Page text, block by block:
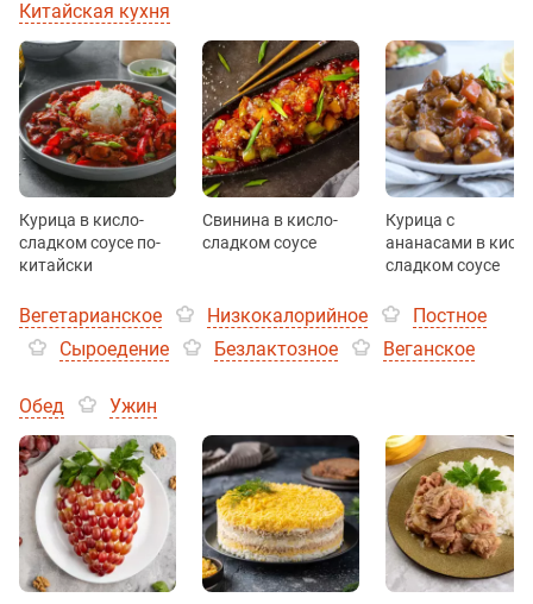
Китайская кухня
Курица в кисло-
сладком соусе по-
китайски
Свинина в кисло-
сладком соусе
Курица с
ананасами в
сладком соусе
Вегетарианское Низкокалорийное
Постное
Сыроедение
Безлактозное Веганское
Обед Ужин